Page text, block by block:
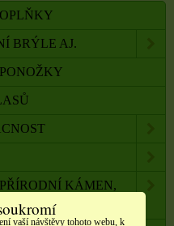
BRÝLE AJ.
KÁMEN,
vaší návštěvy tohoto webu, k